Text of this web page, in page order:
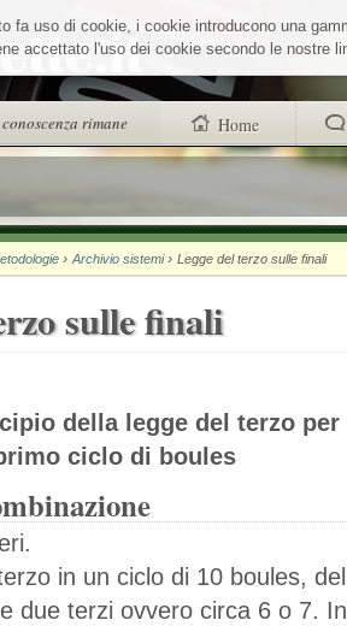
rimane Home
trovi anche
Chi siamo
Wheel Quiz
Men vs Wheel
fa uso di cookie, i cookie introducono una
accettato l'uso dei cookie secondo le nostre
›Archivio sistemi ›Legge del terzo sulle finali
sulle finali
della legge del terzo
ciclo di boules
in un ciclo di 10 boules,
due terzi ovvero circa 6 o 7.